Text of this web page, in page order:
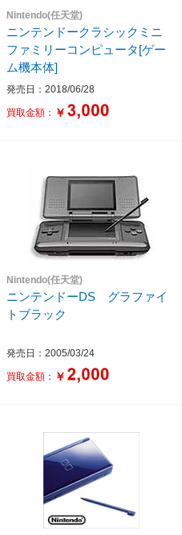
Nintendo(任天堂)
ニンテンドークラシックミニ
ファミリーコンピュータ[ゲー
ム機本体]
発売日：2018/06/28
買取金額： ￥
Nintendo(任天堂)
ニンテンドーDS グラファイ
トブラック
発売日：2005/03/24
買取金額： ￥